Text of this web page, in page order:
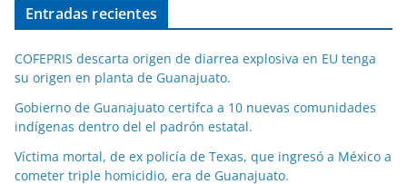
Entradas recientes
COFEPRIS descarta origen de diarrea explosiva en EU tenga
su origen en planta de Guanajuato.
Gobierno de Guanajuato certifca a 10 nuevas comunidades
indígenas dentro del el padrón estatal.
Víctima mortal, de ex policía de Texas, que ingresó a México a
cometer triple homicidio, era de Guanajuato.